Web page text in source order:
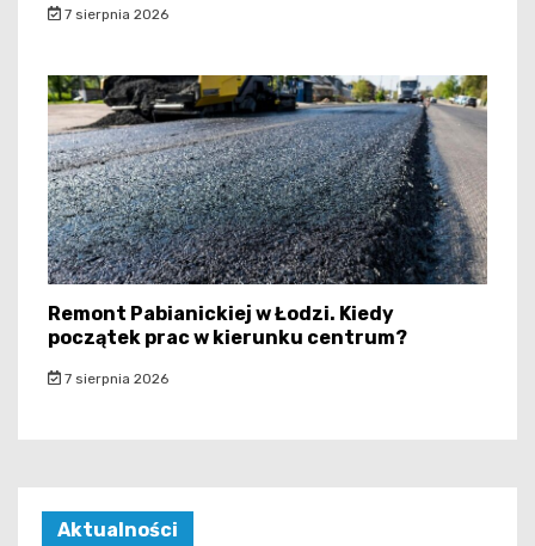
7 sierpnia 2026
Remont Pabianickiej w Łodzi. Kiedy
początek prac w kierunku centrum?
7 sierpnia 2026
Aktualności